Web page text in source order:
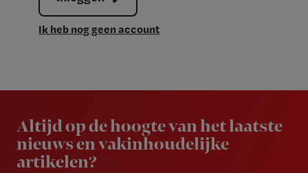
Ik heb nog geen account
Altijd op de hoogte van het laatste
nieuws en vakinhoudelijke
artikelen?